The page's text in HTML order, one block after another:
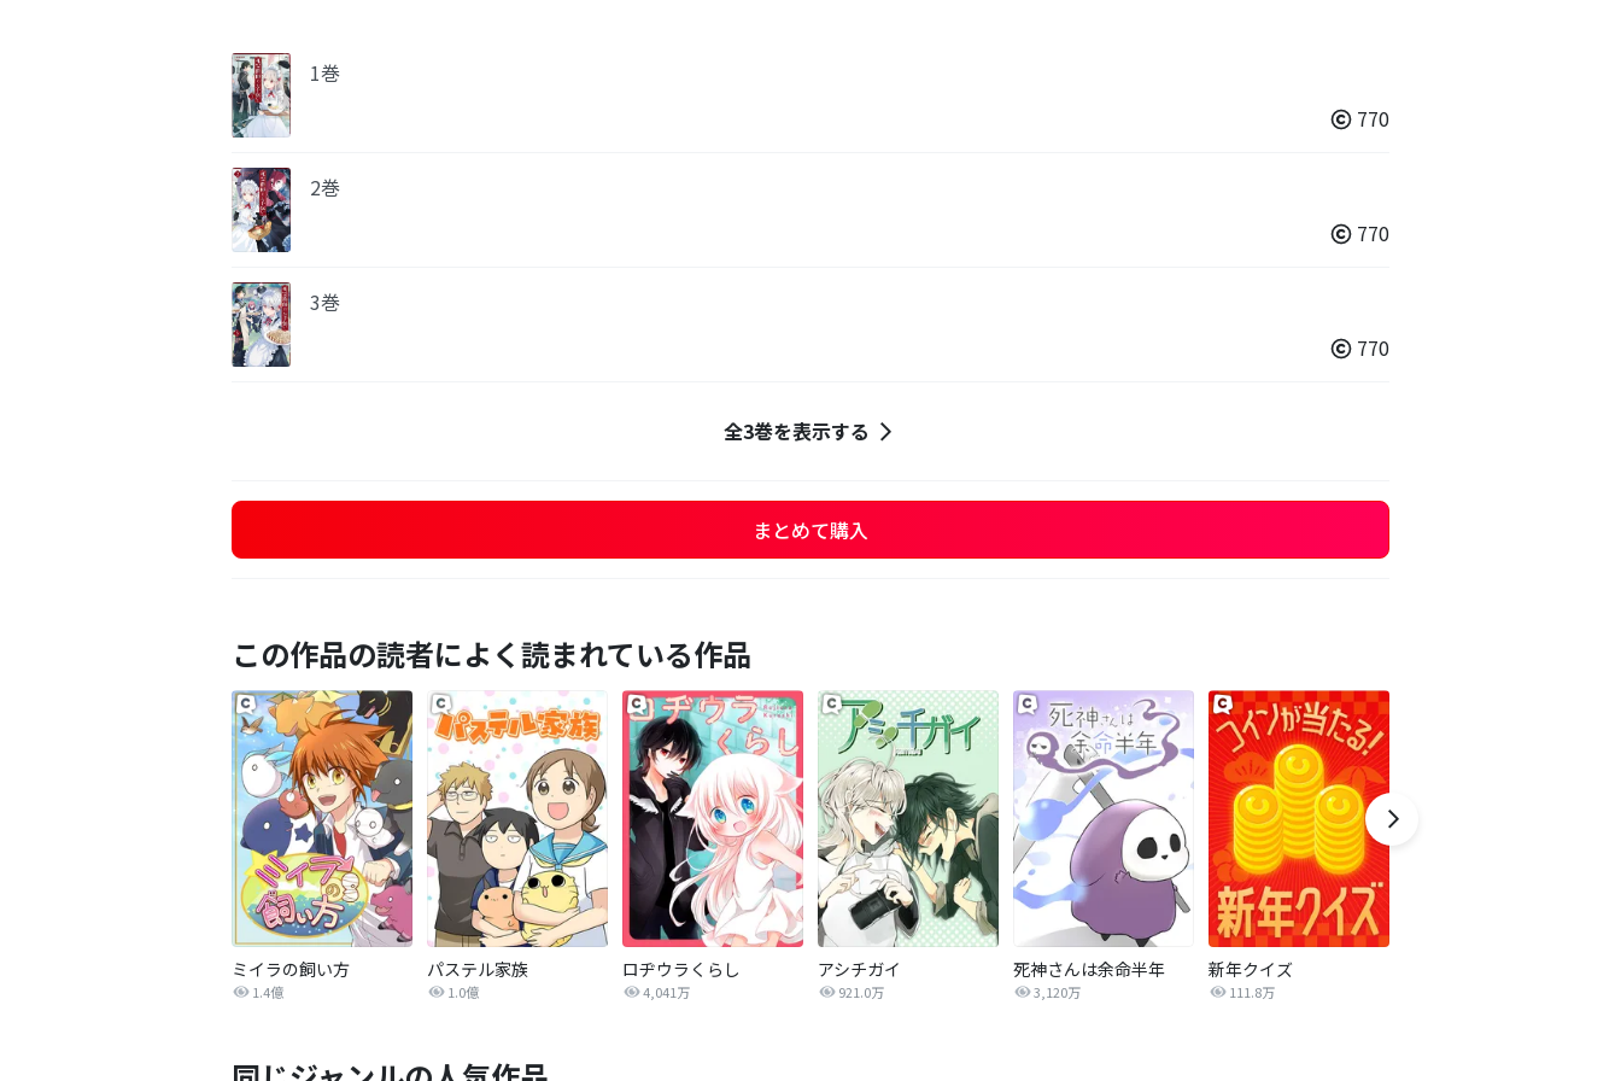
1巻
770
2巻
770
3巻
770
全3巻を表示する
まとめて購入
この作品の読者によく読まれている作品
ミイラの飼い方
1.4億
パステル家族
1.0億
ロヂウラくらし
4,041万
アシチガイ
921.0万
死神さんは余命半年
3,120万
新年クイズ
111.8万